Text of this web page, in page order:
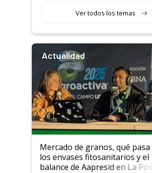
Ver todos los temas
Actualidad
Mercado de granos, qué pasa
los envases fitosanitarios y el
balance de Aapresid en La